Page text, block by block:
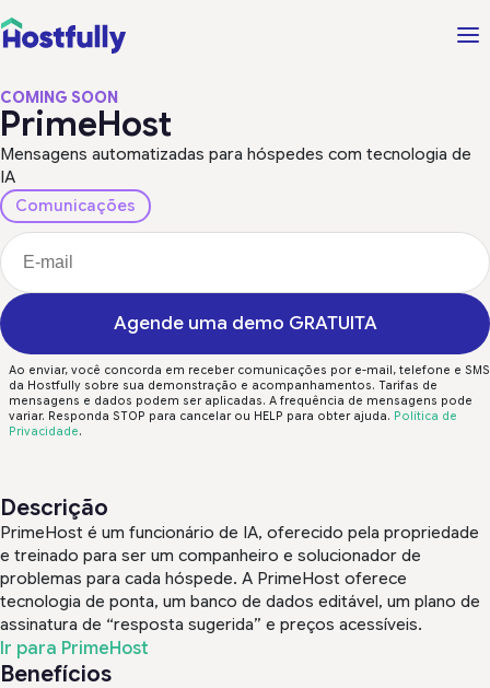
COMING SOON
PrimeHost
Mensagens automatizadas para hóspedes com tecnologia de
IA
Comunicações
Agende uma demo GRATUITA
Ao enviar, você concorda em receber comunicações por e-mail, telefone e SMS
da Hostfully sobre sua demonstração e acompanhamentos. Tarifas de
mensagens e dados podem ser aplicadas. A frequência de mensagens pode
variar. Responda STOP para cancelar ou HELP para obter ajuda. Política de
Privacidade.
Descrição
PrimeHost é um funcionário de IA, oferecido pela propriedade
e treinado para ser um companheiro e solucionador de
problemas para cada hóspede. A PrimeHost oferece
tecnologia de ponta, um banco de dados editável, um plano de
assinatura de “resposta sugerida” e preços acessíveis.
Ir para PrimeHost
Benefícios